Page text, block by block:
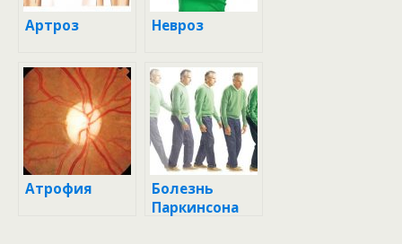
Артроз Невроз
Атрофия
Болезнь
Паркинсона